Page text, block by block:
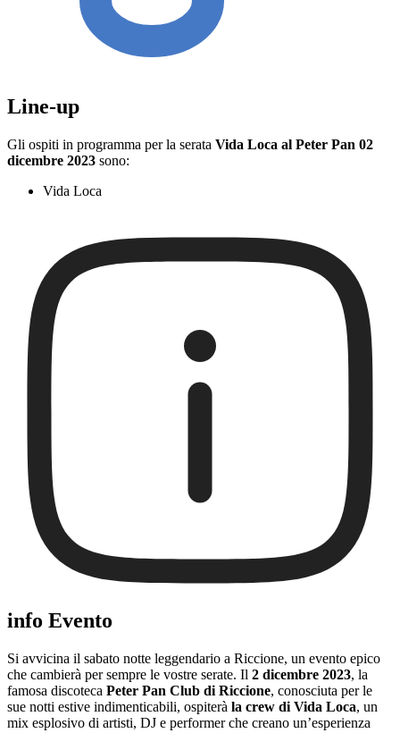
Line-up
Gli ospiti in programma per la serata Vida Loca al Peter Pan 02
dicembre 2023 sono:
Vida Loca
info Evento
Si avvicina il sabato notte leggendario a Riccione, un evento epico
che cambierà per sempre le vostre serate. Il 2 dicembre 2023, la
famosa discoteca Peter Pan Club di Riccione, conosciuta per le
sue notti estive indimenticabili, ospiterà la crew di Vida Loca, un
mix esplosivo di artisti, DJ e performer che creano un’esperienza